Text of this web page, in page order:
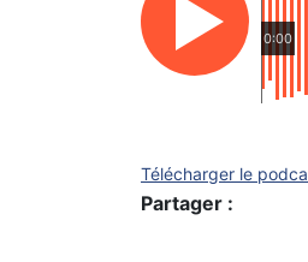
0:00
Télécharger le
Partager :